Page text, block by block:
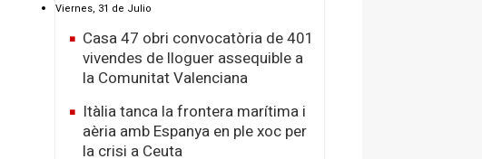
Viernes, 31 de Julio
Casa 47 obri convocatòria de 401
vivendes de lloguer assequible a
la Comunitat Valenciana
Itàlia tanca la frontera marítima i
aèria amb Espanya en ple xoc per
la crisi a Ceuta